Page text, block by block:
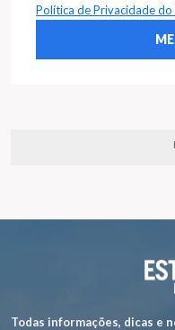
Política de Privacidade do
Todas informações, dicas e